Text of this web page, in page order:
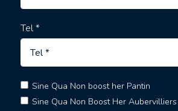
Tel *
Sine Qua Non boost her Pantin
Sine Qua Non Boost Her Aubervilliers